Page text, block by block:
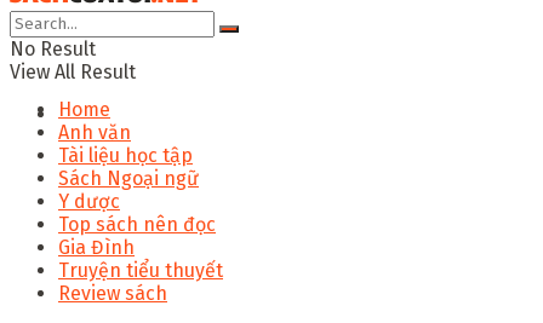
No Result
View All Result
Home
Anh văn
Tài liệu học tập
Sách Ngoại ngữ
Y dược
Top sách nên đọc
Gia Đình
Truyện tiểu thuyết
Review sách